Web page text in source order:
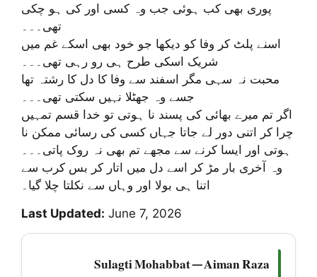
پوری بھی کب ہوئی جب وہ کسی اور کی ہو چکی
تھی۔۔۔
اسنے پلٹ کر وفا کو دیکھا جو خود بھی اسکے غم میں
شریک اسکی طرح ہی رو رہی تھی۔۔۔
محبت نہ سہی مگر اسفند سے وفا کا دل کا رشتہ تھا
جسے وہ جھٹلا نہیں سکتی تھی۔۔۔
اگر تم میرے بھائی کی پسند نا ہوتی تو خدا قسم تمہیں
چرا کر اتنی دور لے جاتا جہاں کسی کی رسائی ممکن نا
ہوتی اور ایسا کرنے سے مجھے تم بھی نہ روک پاتی۔۔۔
وہ آخری بار مڑ کر اسے دل میں اتار کر بس کرب سے
اتنا ہی بولا اور وہاں سے نکلتا چلا گیا۔
Last Updated: June 7, 2026
Sulagti Mohabbat — Aiman Raza